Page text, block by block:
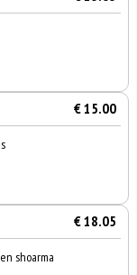
€ 15.00
€ 18.05
shoarma